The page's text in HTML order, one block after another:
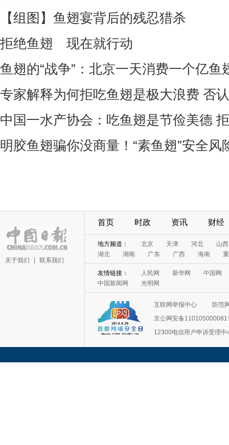
【组图】鱼翅宴背后的残忍猎杀
拒绝鱼翅 现在就行动
鱼翅的“战争”：北京一天消费一个亿鱼
专家解释为何拒吃鱼翅是极大浪费 否
中国一水产协会：吃鱼翅是节俭美德
明胶鱼翅骗你没商量！“素鱼翅”安全风
关于我们 联系我们
首页 时政 资讯 财经
地方频道： 北京 天津 河北
山西
湖北
湖南 广东 广西 海南
友情链接： 人民网 新华网
中国网
中国新闻网
光明网
互联网举报中心
防范
京公网安备110105000081
12300电信用户申诉受理中